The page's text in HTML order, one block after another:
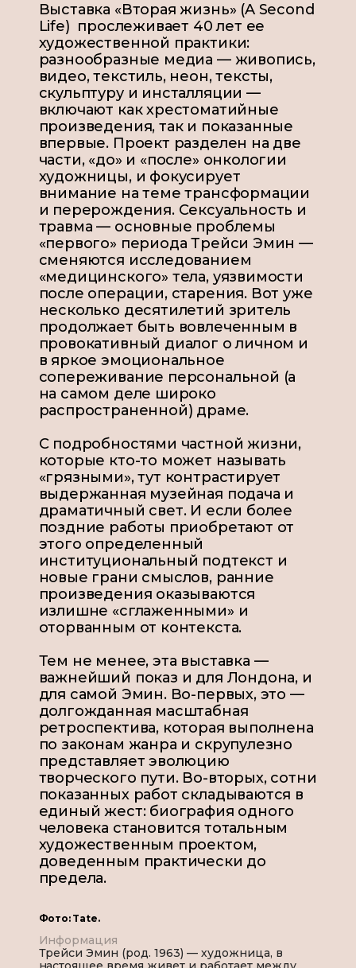
Выставка «Вторая жизнь» (A Second
Life) прослеживает 40 лет ее
художественной практики:
разнообразные медиа — живопись,
видео, текстиль, неон, тексты,
скульптуру и инсталляции —
включают как хрестоматийные
произведения, так и показанные
впервые. Проект разделен на две
части, «до» и «после» онкологии
художницы, и фокусирует
внимание на теме трансформации
и перерождения. Сексуальность и
травма — основные проблемы
«первого» периода Трейси Эмин —
сменяются исследованием
«медицинского» тела, уязвимости
после операции, старения. Вот уже
несколько десятилетий зритель
продолжает быть вовлеченным в
провокативный диалог о личном и
в яркое эмоциональное
сопереживание персональной (а
на самом деле широко
распространенной) драме.
С подробностями частной жизни,
которые кто-то может называть
«грязными», тут контрастирует
выдержанная музейная подача и
драматичный свет. И если более
поздние работы приобретают от
этого определенный
институциональный подтекст и
новые грани смыслов, ранние
произведения оказываются
излишне «сглаженными» и
оторванным от контекста.
Тем не менее, эта выставка —
важнейший показ и для Лондона, и
для самой Эмин. Во-первых, это —
долгожданная масштабная
ретроспектива, которая выполнена
по законам жанра и скрупулезно
представляет эволюцию
творческого пути. Во-вторых, сотни
показанных работ складываются в
единый жест: биография одного
человека становится тотальным
художественным проектом,
доведенным практически до
предела.
Фото: Tate.
Информация
Трейси Эмин (род. 1963) — художница, в